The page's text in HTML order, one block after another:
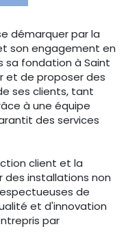
démarquer par la
son engagement en
sa fondation à Saint
et de proposer des
ses clients, tant
à une équipe
des services
client et la
des installations non
de
et d'innovation
par